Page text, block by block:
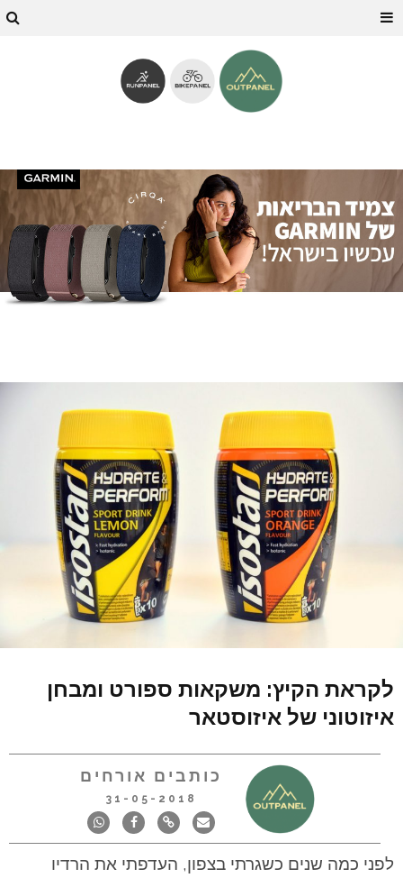
לקראת הקיץ: משקאות ספורט ומבחן
איזוטוני של איזוסטאר
כותבים אורחים
31-05-2018
לפני כמה שנים כשגרתי בצפון, העדפתי את הרדיו